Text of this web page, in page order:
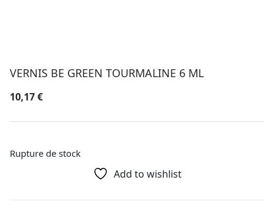
VERNIS BE GREEN TOURMALINE 6 ML
10,17€
Rupture de stock
Add to wishlist